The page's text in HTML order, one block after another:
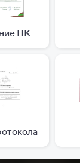
ПК